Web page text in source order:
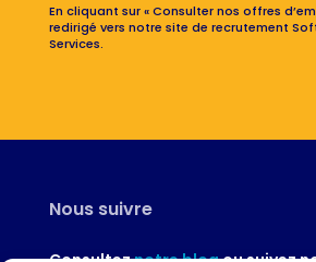
En cliquant sur « Consulter nos offres
redirigé vers notre site de recrutement
Services.
Nous suivre